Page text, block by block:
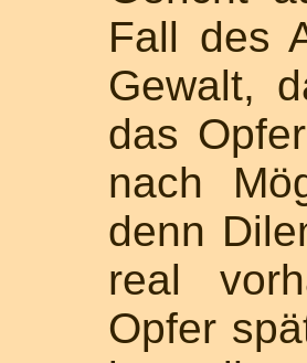
Fall des
Gewalt,
das
nach
denn
real
Opfer